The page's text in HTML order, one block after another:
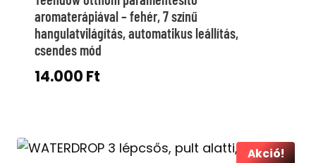
aromaterápiával – fehér, 7 színű
hangulatvilágítás, automatikus leállítás,
csendes mód
14.000 Ft
Akció!